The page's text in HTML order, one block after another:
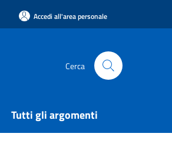
Accedi all'area personale
Cerca
Tutti gli argomenti